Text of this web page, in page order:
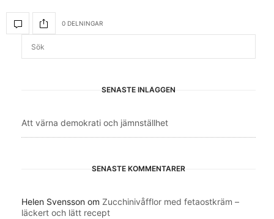
0 DELNINGAR
SENASTE INLÄGGEN
Att värna demokrati och jämnställhet
SENASTE KOMMENTARER
Helen Svensson om Zucchinivåfflor med fetaostkräm –
läckert och lätt recept